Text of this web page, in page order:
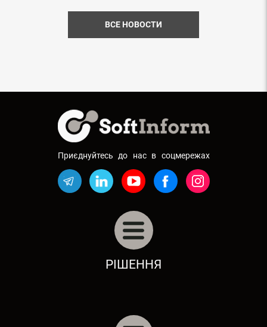
ВСЕ НОВОСТИ
Приєднуйтесь до нас в соцмережах
АВТОБІЗНЕС: АВТОСАЛОНИ, СТО
БУДІВНИЦТВО, ЖКГ
РІШЕННЯ